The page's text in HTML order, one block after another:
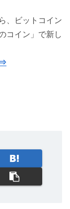
、ビットコイン
コイン」で新し
⇒